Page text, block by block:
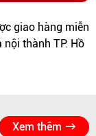
giao hàng miễn
thành TP. Hồ
Xem thêm